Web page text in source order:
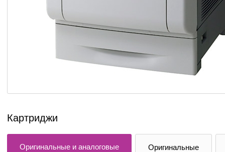
Картриджи
Оригинальные и аналоговые Оригинальные